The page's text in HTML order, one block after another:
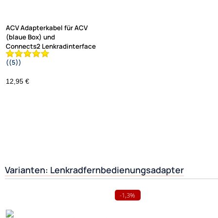
ACV Adapterkabel für ACV
(blaue Box) und
Connects2 Lenkradinterface
adaptiert auf Kenwood
((5))
12,95 €
Varianten: Lenkradfernbedienungsadapter
-1,3%